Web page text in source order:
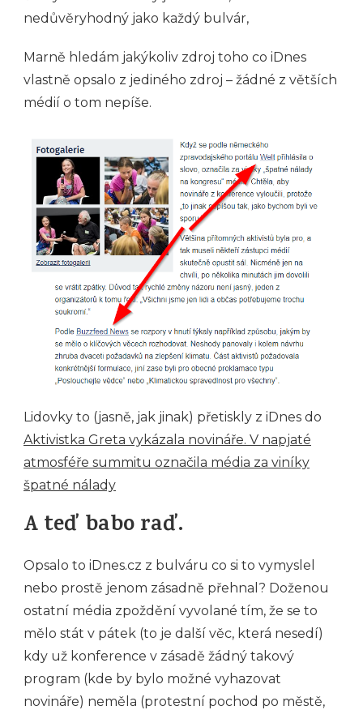
nedůvěryhodný jako každý bulvár,
Marně hledám jakýkoliv zdroj toho co iDnes
vlastně opsalo z jediného zdroj – žádné z větších
médií o tom nepíše.
Lidovky to (jasně, jak jinak) přetiskly z iDnes do
Aktivistka Greta vykázala novináře. V napjaté
atmosféře summitu označila média za viníky
špatné nálady
A teď babo raď.
Opsalo to iDnes.cz z bulváru co si to vymyslel
nebo prostě jenom zásadně přehnal? Doženou
ostatní média zpoždění vyvolané tím, že se to
mělo stát v pátek (to je další věc, která nesedí)
kdy už konference v zásadě žádný takový
program (kde by bylo možné vyhazovat
novináře) neměla (protestní pochod po městě,